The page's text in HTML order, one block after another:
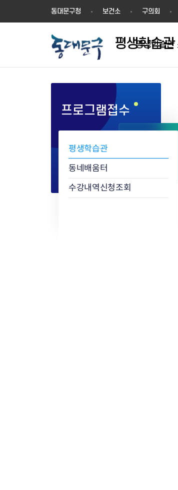
동대문구청 보건소 구의회
평생학습관
평생학습관
학습동아리 인증절차
학습동아리 현황
프로그램접수
평생학습관
동네배움터
수강내역신청조회